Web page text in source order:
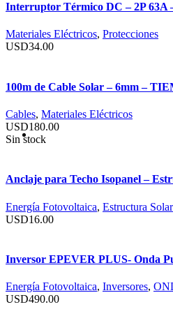
Interruptor Térmico DC – 2P
Materiales Eléctricos, Protecciones
USD34.00
100m de Cable Solar – 6mm –
Cables, Materiales Eléctricos
USD180.00
Sin stock
Anclaje para Techo Isopanel –
Energía Fotovoltaica, Estructura Solar
USD16.00
Inversor EPEVER PLUS- Onda
Energía Fotovoltaica, Inversores,
USD490.00